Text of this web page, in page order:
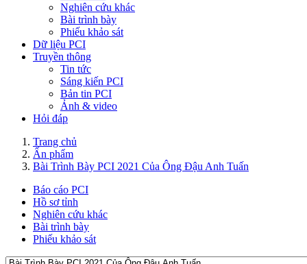
Nghiên cứu khác
Bài trình bày
Phiếu khảo sát
Dữ liệu PCI
Truyền thông
Tin tức
Sáng kiến PCI
Bản tin PCI
Ảnh & video
Hỏi đáp
Trang chủ
Ấn phẩm
Bài Trình Bày PCI 2021 Của Ông Đậu Anh Tuấn
Báo cáo PCI
Hồ sơ tỉnh
Nghiên cứu khác
Bài trình bày
Phiếu khảo sát